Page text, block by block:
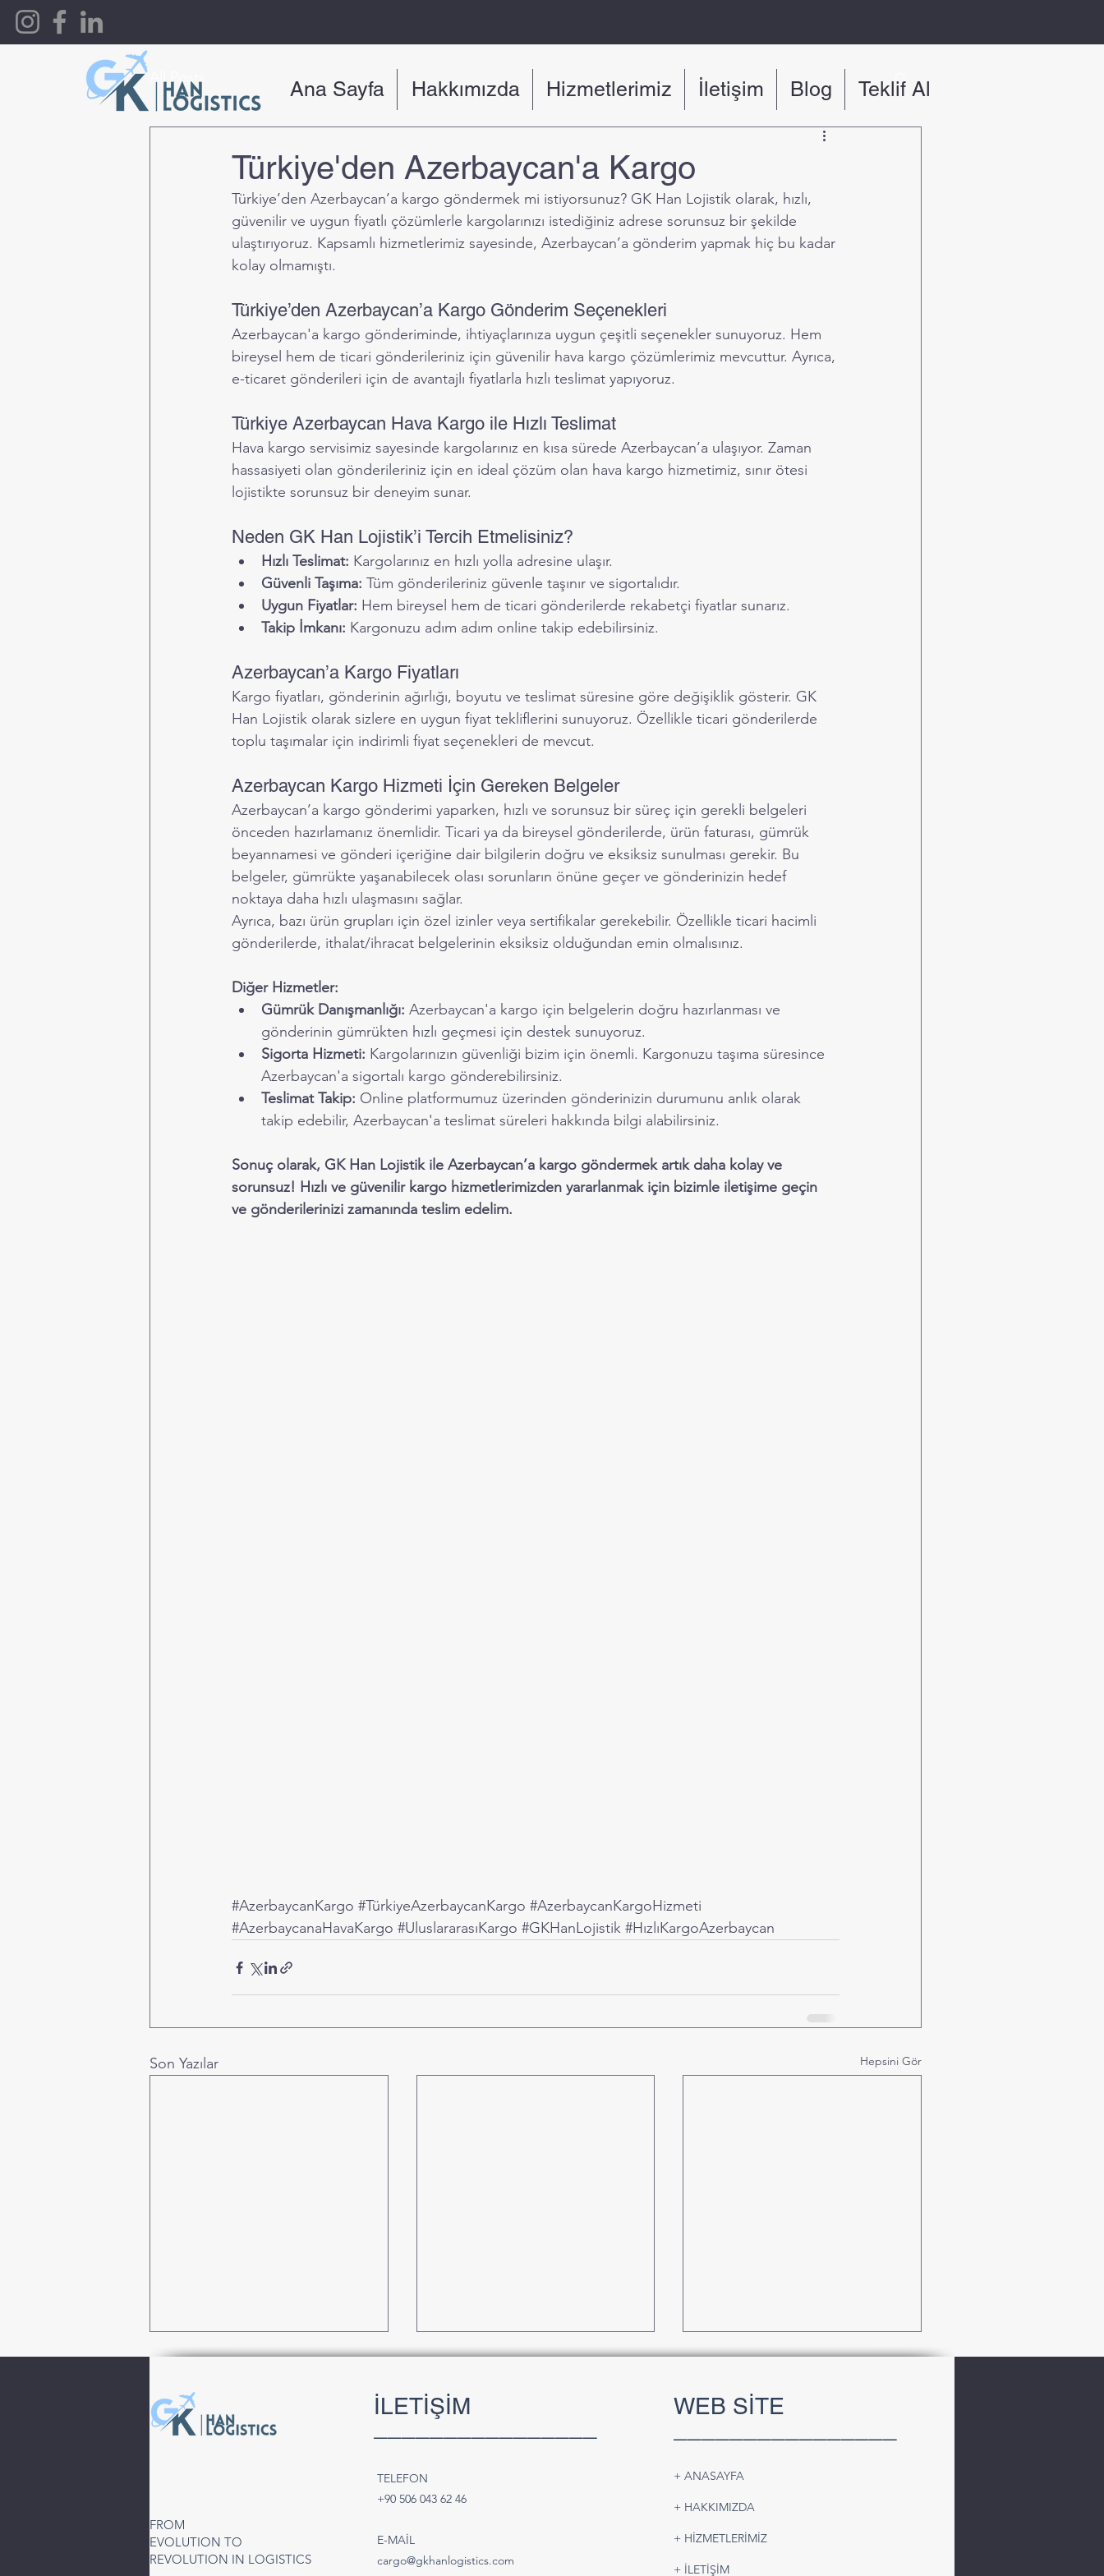
Ana Sayfa Hakkımızda Hizmetlerimiz İletişim Blog Teklif Al
All Posts
Türkiye'den Azerbaycan'a Kargo
Türkiye’den Azerbaycan’a kargo göndermek mi istiyorsunuz? GK Han Lojistik olarak, hızlı,
güvenilir ve uygun fiyatlı çözümlerle kargolarınızı istediğiniz adrese sorunsuz bir şekilde
ulaştırıyoruz. Kapsamlı hizmetlerimiz sayesinde, Azerbaycan’a gönderim yapmak hiç bu kadar
kolay olmamıştı.
Türkiye’den Azerbaycan’a Kargo Gönderim Seçenekleri
Azerbaycan'a kargo gönderiminde, ihtiyaçlarınıza uygun çeşitli seçenekler sunuyoruz. Hem
bireysel hem de ticari gönderileriniz için güvenilir hava kargo çözümlerimiz mevcuttur. Ayrıca,
e-ticaret gönderileri için de avantajlı fiyatlarla hızlı teslimat yapıyoruz.
Türkiye Azerbaycan Hava Kargo ile Hızlı Teslimat
Hava kargo servisimiz sayesinde kargolarınız en kısa sürede Azerbaycan’a ulaşıyor. Zaman
hassasiyeti olan gönderileriniz için en ideal çözüm olan hava kargo hizmetimiz, sınır ötesi
lojistikte sorunsuz bir deneyim sunar.
Neden GK Han Lojistik’i Tercih Etmelisiniz?
Hızlı Teslimat: Kargolarınız en hızlı yolla adresine ulaşır.
Güvenli Taşıma: Tüm gönderileriniz güvenle taşınır ve sigortalıdır.
Uygun Fiyatlar: Hem bireysel hem de ticari gönderilerde rekabetçi fiyatlar sunarız.
Takip İmkanı: Kargonuzu adım adım online takip edebilirsiniz.
Azerbaycan’a Kargo Fiyatları
Kargo fiyatları, gönderinin ağırlığı, boyutu ve teslimat süresine göre değişiklik gösterir. GK
Han Lojistik olarak sizlere en uygun fiyat tekliflerini sunuyoruz. Özellikle ticari gönderilerde
toplu taşımalar için indirimli fiyat seçenekleri de mevcut.
Azerbaycan Kargo Hizmeti İçin Gereken Belgeler
Azerbaycan’a kargo gönderimi yaparken, hızlı ve sorunsuz bir süreç için gerekli belgeleri
önceden hazırlamanız önemlidir. Ticari ya da bireysel gönderilerde, ürün faturası, gümrük
beyannamesi ve gönderi içeriğine dair bilgilerin doğru ve eksiksiz sunulması gerekir. Bu
belgeler, gümrükte yaşanabilecek olası sorunların önüne geçer ve gönderinizin hedef
noktaya daha hızlı ulaşmasını sağlar.
Ayrıca, bazı ürün grupları için özel izinler veya sertifikalar gerekebilir. Özellikle ticari hacimli
gönderilerde, ithalat/ihracat belgelerinin eksiksiz olduğundan emin olmalısınız.
Diğer Hizmetler:
Gümrük Danışmanlığı: Azerbaycan'a kargo için belgelerin doğru hazırlanması ve
gönderinin gümrükten hızlı geçmesi için destek sunuyoruz.
Sigorta Hizmeti: Kargolarınızın güvenliği bizim için önemli. Kargonuzu taşıma süresince
Azerbaycan'a sigortalı kargo gönderebilirsiniz.
Teslimat Takip: Online platformumuz üzerinden gönderinizin durumunu anlık olarak
takip edebilir, Azerbaycan'a teslimat süreleri hakkında bilgi alabilirsiniz.
Sonuç olarak, GK Han Lojistik ile Azerbaycan’a kargo göndermek artık daha kolay ve
sorunsuz! Hızlı ve güvenilir kargo hizmetlerimizden yararlanmak için bizimle iletişime geçin
ve gönderilerinizi zamanında teslim edelim.
#AzerbaycanKargo #TürkiyeAzerbaycanKargo #AzerbaycanKargoHizmeti
#AzerbaycanaHavaKargo #UluslararasıKargo #GKHanLojistik #HızlıKargoAzerbaycan
Son Yazılar Hepsini Gör
(TAS) Direkt ve Aktarmalı
Çözümler
Batarya ve Pil Taşımacılığı |
Karayolu Kargo Taşımacılığı |
Parsiyel ve Komple Taşıma
Çözümleri
İLETİŞİM
________________
TELEFON
+90 506 043 62 46
E-MAİL
cargo@gkhanlogistics.com
FROM
EVOLUTION TO
REVOLUTION IN LOGISTICS
WEB SİTE
+ ANASAYFA
+ HAKKIMIZDA
+ HİZMETLERİMİZ
+ İLETİŞİM